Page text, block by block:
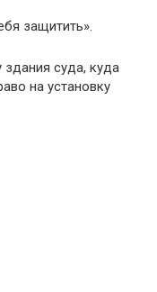
защитить».
здания суда, куда
на установку